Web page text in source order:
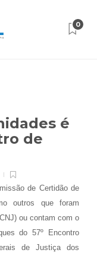
0
é
de
de Certidão de
outros que foram
ou contam com o
do 57º Encontro
de Justiça dos